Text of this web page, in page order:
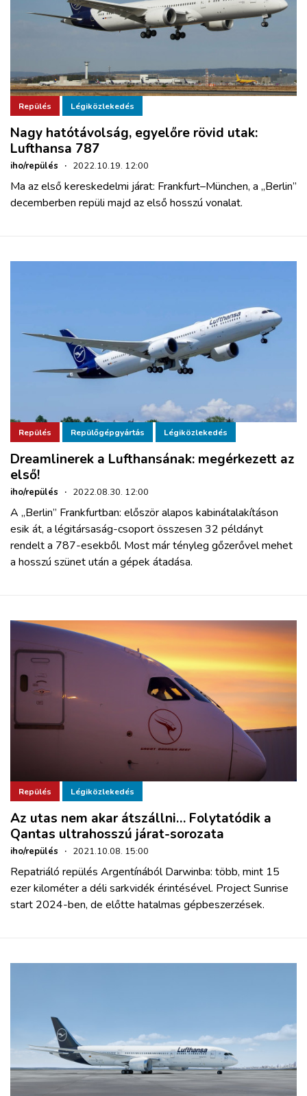
Repülés Légiközlekedés
Nagy hatótávolság, egyelőre rövid utak:
Lufthansa 787
iho/repülés · 2022.10.19. 12:00
Ma az első kereskedelmi járat: Frankfurt–München, a „Berlin”
decemberben repüli majd az első hosszú vonalat.
Repülés Repülőgépgyártás Légiközlekedés
Dreamlinerek a Lufthansának: megérkezett az
első!
iho/repülés · 2022.08.30. 12:00
A „Berlin” Frankfurtban: először alapos kabinátalakításon
esik át, a légitársaság-csoport összesen 32 példányt
rendelt a 787-esekből. Most már tényleg gőzerővel mehet
a hosszú szünet után a gépek átadása.
Repülés Légiközlekedés
Az utas nem akar átszállni… Folytatódik a
Qantas ultrahosszú járat-sorozata
iho/repülés · 2021.10.08. 15:00
Repatriáló repülés Argentínából Darwinba: több, mint 15
ezer kilométer a déli sarkvidék érintésével. Project Sunrise
start 2024-ben, de előtte hatalmas gépbeszerzések.